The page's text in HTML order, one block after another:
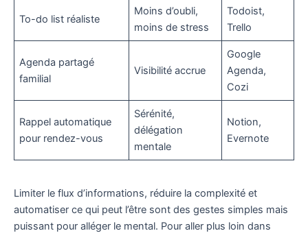
To-do list réaliste
Moins d’oubli,
moins de stress
Todoist,
Trello
Agenda partagé
familial
Visibilité accrue
Google
Agenda,
Cozi
Rappel automatique
pour rendez-vous
Sérénité,
délégation
mentale
Notion,
Evernote
Limiter le flux d’informations, réduire la complexité et
automatiser ce qui peut l’être sont des gestes simples mais
puissant pour alléger le mental. Pour aller plus loin dans